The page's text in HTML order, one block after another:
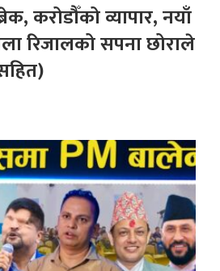
करोडौँको व्यापार, नयाँ
रिजालको सपना छोराले